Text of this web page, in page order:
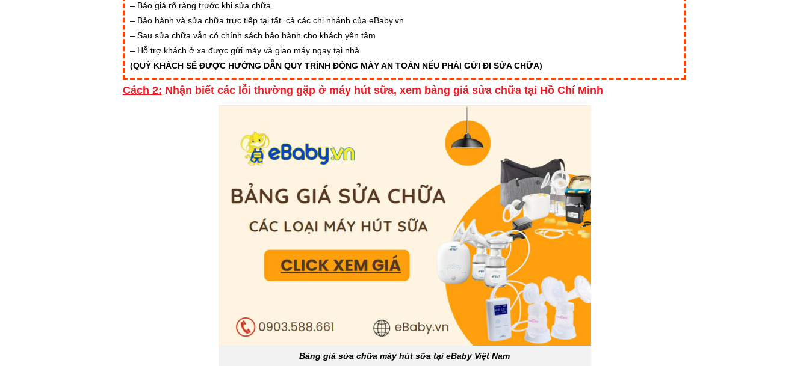
– Báo giá rõ ràng trước khi sửa chữa.
– Bảo hành và sửa chữa trực tiếp tại tất cả các chi nhánh của eBaby.vn
– Sau sửa chữa vẫn có chính sách bảo hành cho khách yên tâm
– Hỗ trợ khách ở xa được gửi máy và giao máy ngay tại nhà
(QUÝ KHÁCH SẼ ĐƯỢC HƯỚNG DẪN QUY TRÌNH ĐÓNG MÁY AN TOÀN NẾU PHẢI GỬI ĐI SỬA CHỮA)
Cách 2: Nhận biết các lỗi thường gặp ở máy hút sữa, xem bảng giá sửa chữa tại Hồ Chí Minh
Bảng giá sửa chữa máy hút sữa tại eBaby Việt Nam